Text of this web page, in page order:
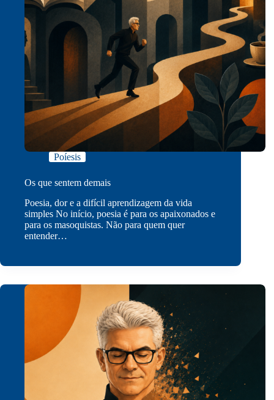
Poíesis
Os que sentem demais
Poesia, dor e a difícil aprendizagem da vida
simples No início, poesia é para os apaixonados e
para os masoquistas. Não para quem quer
entender…